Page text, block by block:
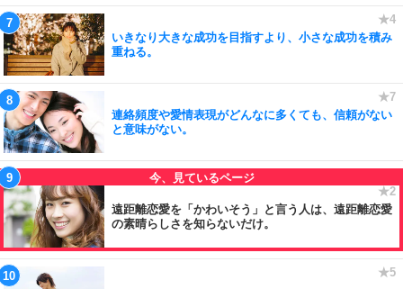
いきなり大きな成功を目指すより、小さな成功を積み
重ねる。
連絡頻度や愛情表現がどんなに多くても、信頼がない
と意味がない。
遠距離恋愛を「かわいそう」と言う人は、遠距離恋愛
の素晴らしさを知らないだけ。